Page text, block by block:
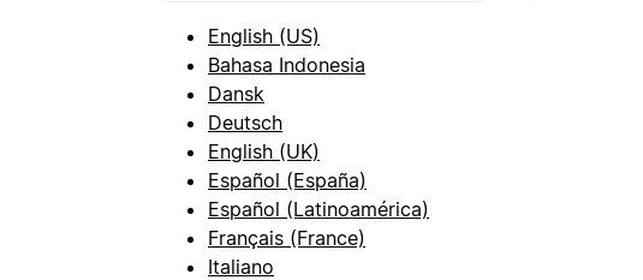
English (US)
Bahasa Indonesia
Dansk
Deutsch
English (UK)
Español (España)
Español (Latinoamérica)
Français (France)
Italiano